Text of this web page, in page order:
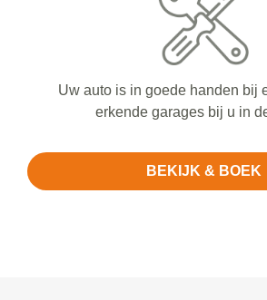
Uw auto is in goede handen bij
erkende garages bij u in
BEKIJK & BOEK